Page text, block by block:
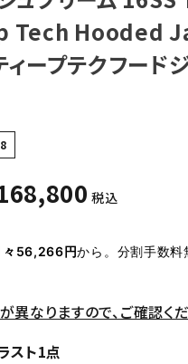
Tech Hooded
ープテクフード
税込
々56,266円から。分割手数
異なりますので、ご確認く
スト1点